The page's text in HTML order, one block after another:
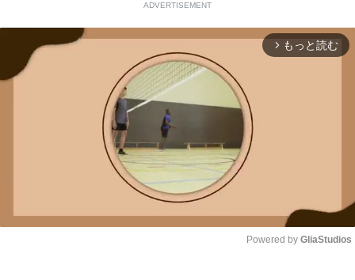
ADVERTISEMENT
arrow_forward_ios もっと読む
Powered by GliaStudios